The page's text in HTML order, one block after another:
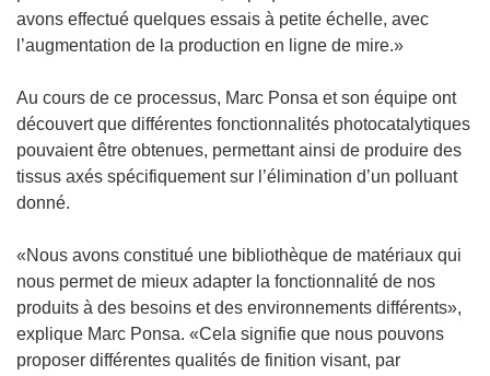
l
l
f
e
n
ê
e
)
avons effectué quelques essais à petite échelle, avec
l’augmentation de la production en ligne de mire.»
Au cours de ce processus, Marc Ponsa et son équipe ont
découvert que différentes fonctionnalités photocatalytiques
pouvaient être obtenues, permettant ainsi de produire des
tissus axés spécifiquement sur l’élimination d’un polluant
donné.
«Nous avons constitué une bibliothèque de matériaux qui
nous permet de mieux adapter la fonctionnalité de nos
produits à des besoins et des environnements différents»,
explique Marc Ponsa. «Cela signifie que nous pouvons
proposer différentes qualités de finition visant, par